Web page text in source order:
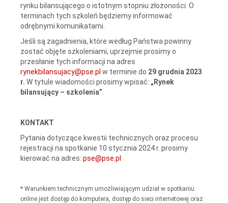
rynku bilansującego o istotnym stopniu złożoności. O
terminach tych szkoleń będziemy informować
odrębnymi komunikatami.
Jeśli są zagadnienia, które według Państwa powinny
zostać objęte szkoleniami, uprzejmie prosimy o
przesłanie tych informacji na adres
rynekbilansujacy@pse.pl w terminie do 29 grudnia 2023
r. W tytule wiadomości prosimy wpisać: „Rynek
bilansujący – szkolenia”
KONTAKT
Pytania dotyczące kwestii technicznych oraz procesu
rejestracji na spotkanie 10 stycznia 2024 r. prosimy
kierować na adres: pse@pse.pl
* Warunkiem technicznym umożliwiającym udział w spotkaniu
online jest dostęp do komputera, dostęp do sieci internetowej oraz